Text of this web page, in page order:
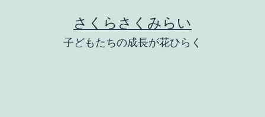
さくらさくみらい
子どもたちの成長が花ひらく